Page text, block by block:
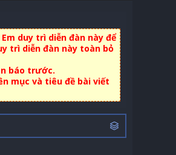
duy trì diễn đàn này để
trì diễn đàn này toàn bỏ
báo trước.
mục và tiêu đề bài viết